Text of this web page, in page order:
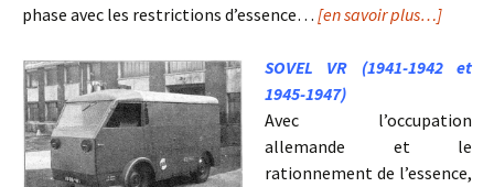
phase avec les restrictions d’essence… [en savoir plus…]
SOVEL VR (1941-1942 et
1945-1947)
Avec l’occupation
allemande et le
rationnement de l’essence,